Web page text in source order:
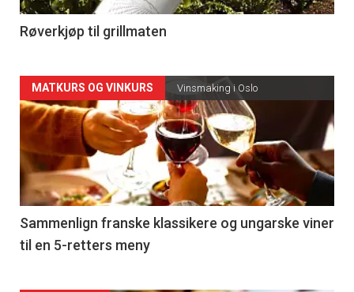
4
Røverkjøp til grillmaten
Forsiden
akkurat
nå
-
5
MATKURS OG VINKURS Vinsmaking i Oslo
Sammenlign franske klassikere og ungarske viner
til en 5-retters meny